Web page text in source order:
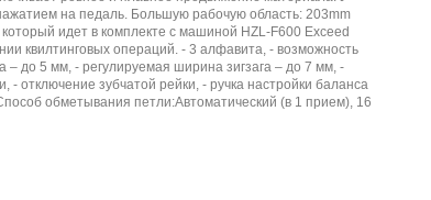
на педаль. Большую рабочую область: 203mm
идет в комплекте с машиной HZL-F600 Exceed
квилтинговых операций. - 3 алфавита, - возможность
до 5 мм, - регулируемая ширина зигзага – до 7 мм, -
- отключение зубчатой рейки, - ручка настройки баланса
обметывания петли:Автоматический (в 1 прием), 16